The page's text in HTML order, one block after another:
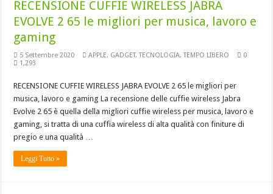
RECENSIONE CUFFIE WIRELESS JABRA
EVOLVE 2 65 le migliori per musica, lavoro e
gaming
5 Settembre 2020 APPLE, GADGET,TECNOLOGIA,TEMPO LIBERO
0
1,293
RECENSIONE CUFFIE WIRELESS JABRA EVOLVE 2 65 le migliori per
musica, lavoro e gaming La recensione delle cuffie wireless Jabra
Evolve 2 65 è quella della migliori cuffie wireless per musica, lavoro e
gaming, si tratta di una cuffia wireless di alta qualità con finiture di
pregio e una qualità …
Leggi Tutto »